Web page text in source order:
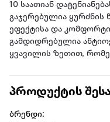
10 საათიან
გაჯერებულია ყურძნის
ეფექტისა და
გამდიდრებულია
ყვავილის ზეთით,
უზრუნველყოფს სუფთა,
პროდუქტის
ბრენდი: